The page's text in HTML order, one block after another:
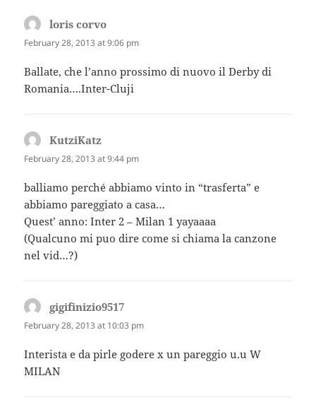
loris corvo
February 28, 2013 at 9:06 pm
Ballate, che l’anno prossimo di nuovo il Derby di
Romania….Inter-Cluji
KutziKatz
February 28, 2013 at 9:44 pm
balliamo perché abbiamo vinto in “trasferta” e
abbiamo pareggiato a casa…
Quest’ anno: Inter 2 – Milan 1 yayaaaa
(Qualcuno mi puo dire come si chiama la canzone
nel vid…?)
gigifinizio9517
February 28, 2013 at 10:03 pm
Interista e da pirle godere x un pareggio u.u W
MILAN